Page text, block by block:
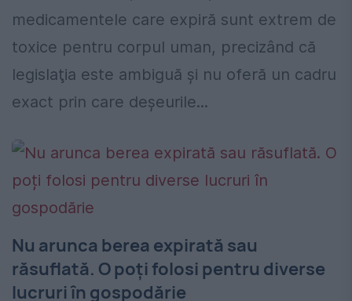
medicamentele care expiră sunt extrem de
toxice pentru corpul uman, precizând că
legislaţia este ambiguă şi nu oferă un cadru
exact prin care deşeurile...
Nu arunca berea expirată sau
răsuflată. O poți folosi pentru diverse
lucruri în gospodărie